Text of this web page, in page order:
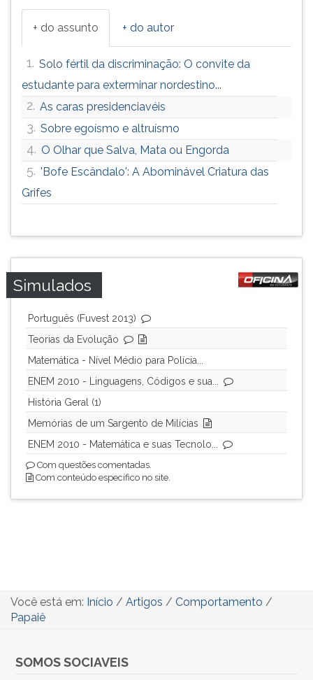
+ do assunto + do autor
1. Solo fértil da discriminação: O convite da
estudante para exterminar nordestino...
2. As caras presidenciavéis
3. Sobre egoísmo e altruísmo
4. O Olhar que Salva, Mata ou Engorda
5. 'Bofe Escândalo': A Abominável Criatura das
Grifes
Simulados
Português (Fuvest 2013)
Teorias da Evolução
Matemática - Nível Médio para Polícia...
ENEM 2010 - Linguagens, Códigos e sua...
História Geral (1)
Memórias de um Sargento de Milícias
ENEM 2010 - Matemática e suas Tecnolo...
Com questões comentadas.
Com conteúdo específico no site.
Você está em: Início / Artigos / Comportamento /
Papaiê
SOMOS SOCIAVEIS